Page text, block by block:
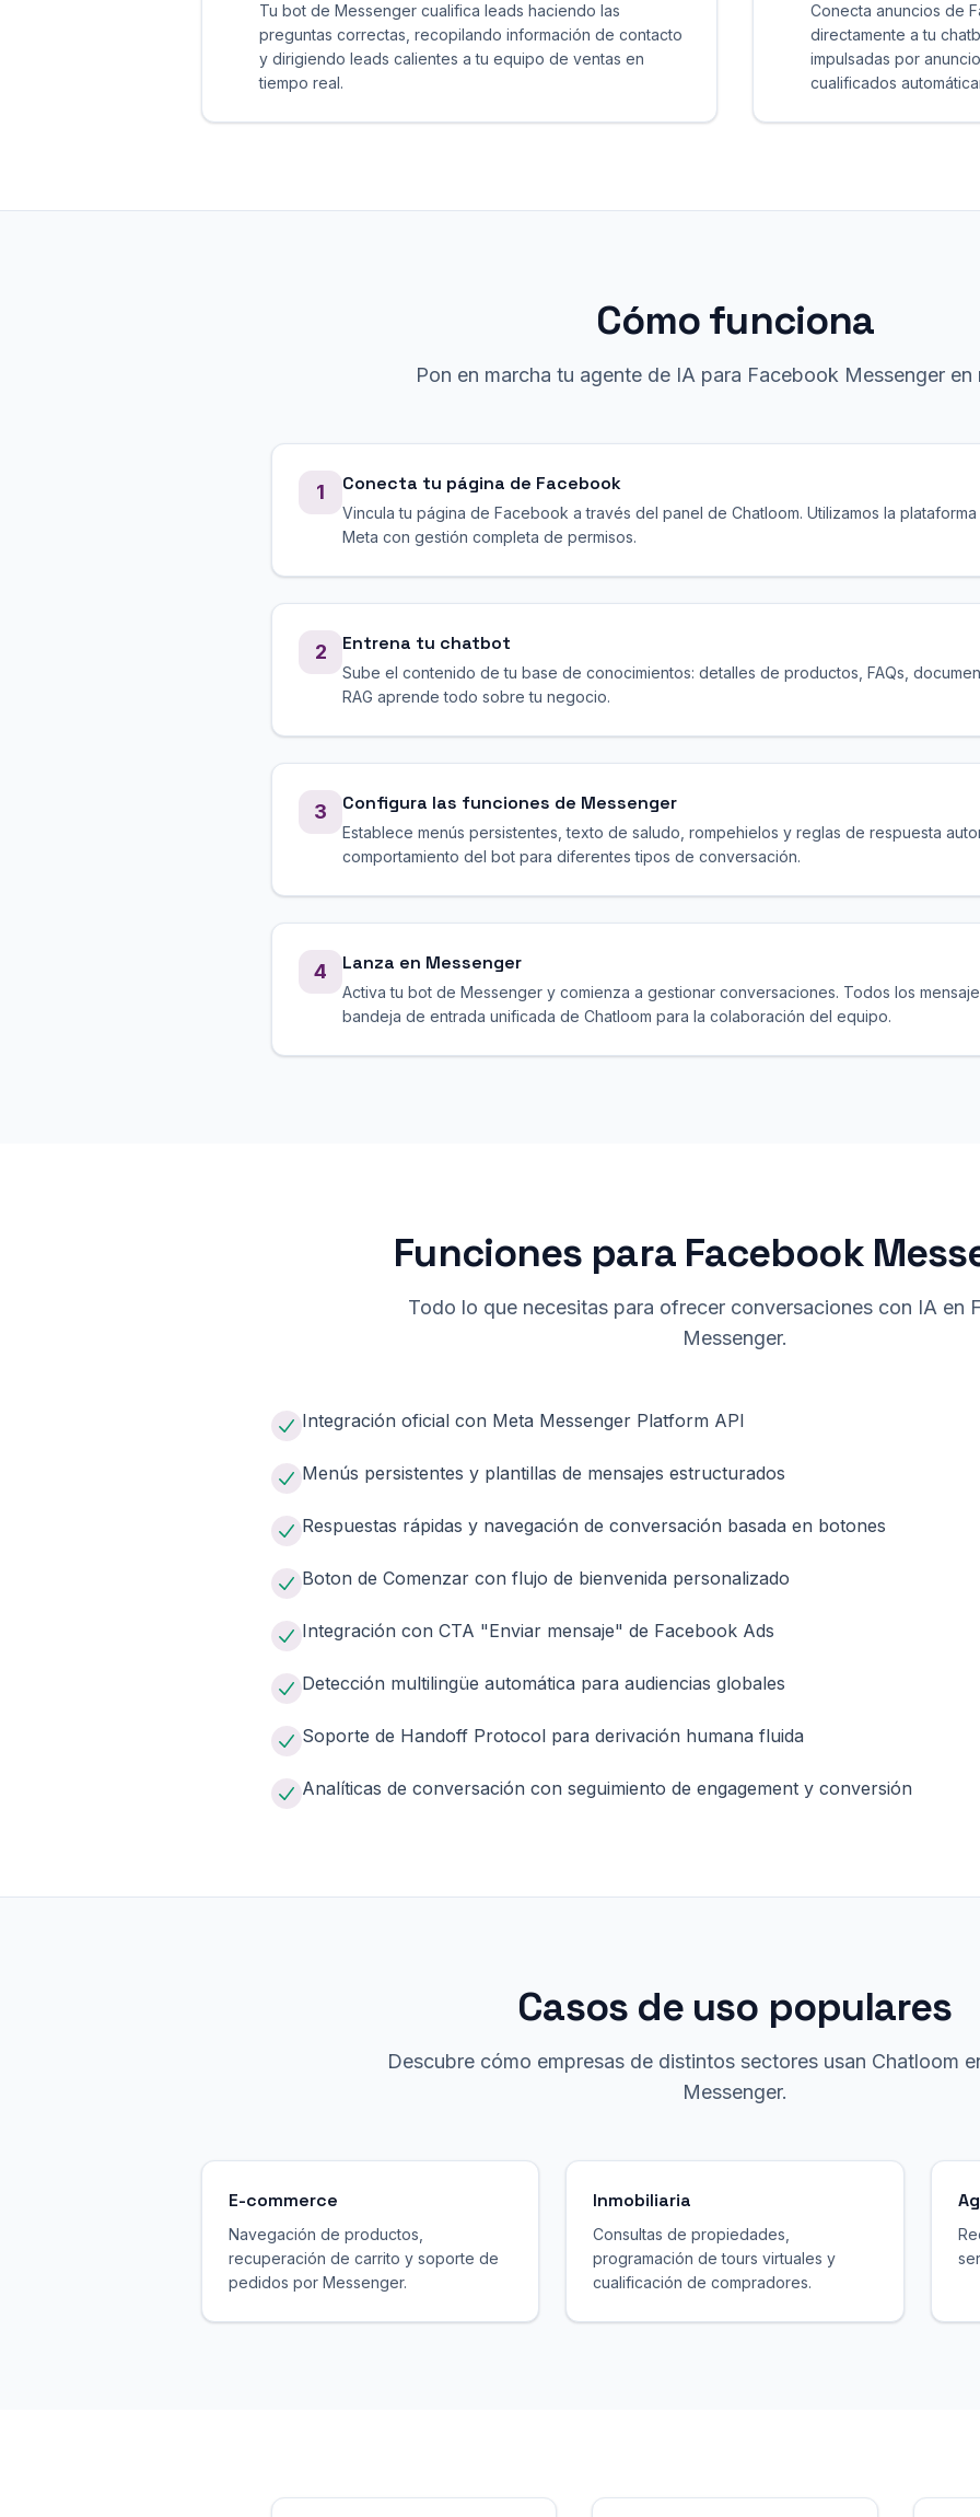
Tu bot de Messenger cualifica leads haciendo las
preguntas correctas, recopilando información de contacto
y dirigiendo leads calientes a tu equipo de ventas en
tiempo real.
Conecta anuncios de
directamente a tu
impulsadas por
cualificados
Cómo funciona
Pon en marcha tu agente de IA para Facebook Messenger en
1 Conecta tu página de Facebook
Vincula tu página de Facebook a través del panel de Chatloom. Utilizamos la
Meta con gestión completa de permisos.
2 Entrena tu chatbot
Sube el contenido de tu base de conocimientos: detalles de productos, FAQs,
RAG aprende todo sobre tu negocio.
3 Configura las funciones de Messenger
Establece menús persistentes, texto de saludo, rompehielos y reglas de respuesta
comportamiento del bot para diferentes tipos de conversación.
4 Lanza en Messenger
Activa tu bot de Messenger y comienza a gestionar conversaciones. Todos los
bandeja de entrada unificada de Chatloom para la colaboración del equipo.
Funciones para Facebook
Todo lo que necesitas para ofrecer conversaciones con IA en
Messenger.
Integración oficial con Meta Messenger Platform API
Menús persistentes y plantillas de mensajes estructurados
Respuestas rápidas y navegación de conversación basada en botones
Boton de Comenzar con flujo de bienvenida personalizado
Integración con CTA "Enviar mensaje" de Facebook Ads
Detección multilingüe automática para audiencias globales
Soporte de Handoff Protocol para derivación humana fluida
Analíticas de conversación con seguimiento de engagement y conversión
Casos de uso populares
Descubre cómo empresas de distintos sectores usan Chatloom
Messenger.
E-commerce
Navegación de productos,
recuperación de carrito y soporte de
pedidos por Messenger.
Inmobiliaria
Consultas de propiedades,
programación de tours virtuales y
cualificación de compradores.